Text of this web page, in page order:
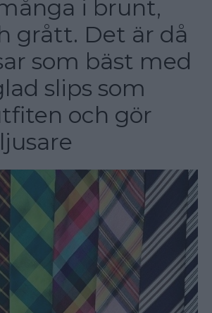
i brunt,
grått. Det är då
som bäst med
slips som
och gör